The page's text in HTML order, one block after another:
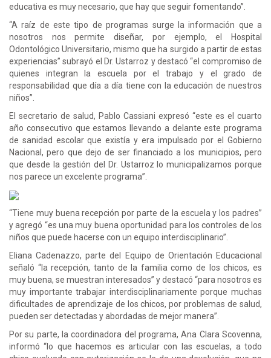
educativa es muy necesario, que hay que seguir fomentando”.
“A raíz de este tipo de programas surge la información que a
nosotros nos permite diseñar, por ejemplo, el Hospital
Odontológico Universitario, mismo que ha surgido a partir de estas
experiencias” subrayó el Dr. Ustarroz y destacó “el compromiso de
quienes integran la escuela por el trabajo y el grado de
responsabilidad que día a día tiene con la educación de nuestros
niños”.
El secretario de salud, Pablo Cassiani expresó “este es el cuarto
año consecutivo que estamos llevando a delante este programa
de sanidad escolar que existía y era impulsado por el Gobierno
Nacional, pero que dejo de ser financiado a los municipios, pero
que desde la gestión del Dr. Ustarroz lo municipalizamos porque
nos parece un excelente programa”.
“Tiene muy buena recepción por parte de la escuela y los padres”
y agregó “es una muy buena oportunidad para los controles de los
niños que puede hacerse con un equipo interdisciplinario”.
Eliana Cadenazzo, parte del Equipo de Orientación Educacional
señaló “la recepción, tanto de la familia como de los chicos, es
muy buena, se muestran interesados” y destacó “para nosotros es
muy importante trabajar interdisciplinariamente porque muchas
dificultades de aprendizaje de los chicos, por problemas de salud,
pueden ser detectadas y abordadas de mejor manera”.
Por su parte, la coordinadora del programa, Ana Clara Scovenna,
informó “lo que hacemos es articular con las escuelas, a todo